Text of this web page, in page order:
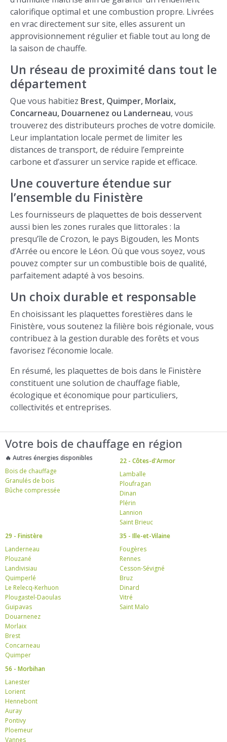
calorifique optimal et une combustion propre. Livrées
en vrac directement sur site, elles assurent un
approvisionnement régulier et fiable tout au long de
la saison de chauffe.
Un réseau de proximité dans tout le
département
Que vous habitiez Brest, Quimper, Morlaix,
Concarneau, Douarnenez ou Landerneau, vous
trouverez des distributeurs proches de votre domicile.
Leur implantation locale permet de limiter les
distances de transport, de réduire l’empreinte
carbone et d’assurer un service rapide et efficace.
Une couverture étendue sur
l’ensemble du Finistère
Les fournisseurs de plaquettes de bois desservent
aussi bien les zones rurales que littorales : la
presqu’île de Crozon, le pays Bigouden, les Monts
d’Arrée ou encore le Léon. Où que vous soyez, vous
pouvez compter sur un combustible bois de qualité,
parfaitement adapté à vos besoins.
Un choix durable et responsable
En choisissant les plaquettes forestières dans le
Finistère, vous soutenez la filière bois régionale, vous
contribuez à la gestion durable des forêts et vous
favorisez l’économie locale.
En résumé, les plaquettes de bois dans le Finistère
constituent une solution de chauffage fiable,
écologique et économique pour particuliers,
collectivités et entreprises.
Votre bois de chauffage en région
🔥 Autres énergies disponibles
Bois de chauffage
Granulés de bois
Bûche compressée
22 - Côtes-d'Armor
Lamballe
Ploufragan
Dinan
Plérin
Lannion
Saint Brieuc
29 - Finistère
Landerneau
Plouzané
Landivisiau
Quimperlé
Le Relecq-Kerhuon
Plougastel-Daoulas
Guipavas
Douarnenez
Morlaix
Brest
Concarneau
Quimper
35 - Ille-et-Vilaine
Fougères
Rennes
Cesson-Sévigné
Bruz
Dinard
Vitré
Saint Malo
56 - Morbihan
Lanester
Lorient
Hennebont
Auray
Pontivy
Ploemeur
Vannes